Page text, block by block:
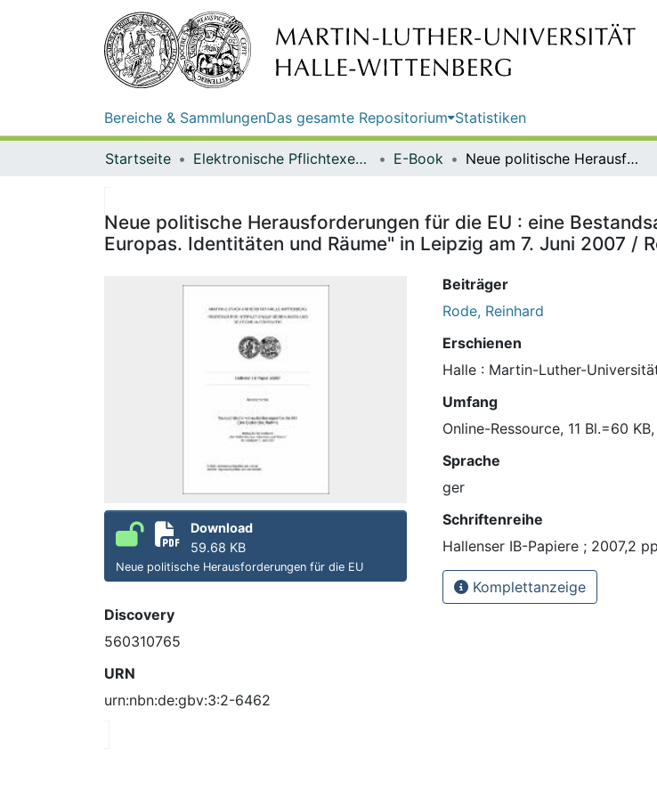
Bereiche & SammlungenDas gesamte Repositorium Statistiken
Startseite Elektronische Pflichtexemplare E-Book Neue politische Herausforderungen für die EU : eine Bestandsaufnahme ; Beitrag für die Konferenz "Die Vielfalt Europas. Identitäten und Räume" in Leipzig am 7. Juni 2007 / Reinhard Rode
Neue politische Herausforderungen für die EU : eine
Europas. Identitäten und Räume" in Leipzig am 7. Juni 2007 /
Download
59.68 KB
Neue politische Herausforderungen für die EU
Discovery
560310765
URN
urn:nbn:de:gbv:3:2-6462
Beiträger
Rode, Reinhard
Erschienen
Halle : Martin-Luther-
Umfang
Online-Ressource, 11 Bl.=60
Sprache
ger
Schriftenreihe
Hallenser IB-Papiere ; 2007,2
Komplettanzeige